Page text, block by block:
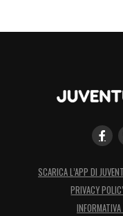
SCARICA L’APP DI
PRIVACY